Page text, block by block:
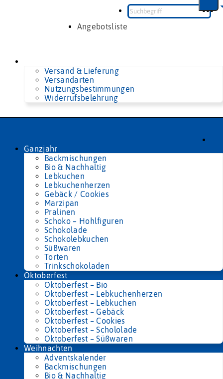
Angebotsliste
Versand & Lieferung
Versandarten
Nutzungsbestimmungen
Widerrufsbelehrung
Ganzjahr
Backmischungen
Bio & Nachhaltig
Lebkuchen
Lebkuchenherzen
Gebäck / Cookies
Marzipan
Pralinen
Schoko – Hohlfiguren
Schokolade
Schokolebkuchen
Süßwaren
Torten
Trinkschokoladen
Oktoberfest
Oktoberfest – Bio
Oktoberfest – Lebkuchenherzen
Oktoberfest – Lebkuchen
Oktoberfest – Gebäck
Oktoberfest – Cookies
Oktoberfest – Schololade
Oktoberfest – Süßwaren
Weihnachten
Adventskalender
Backmischungen
Bio & Nachhaltig